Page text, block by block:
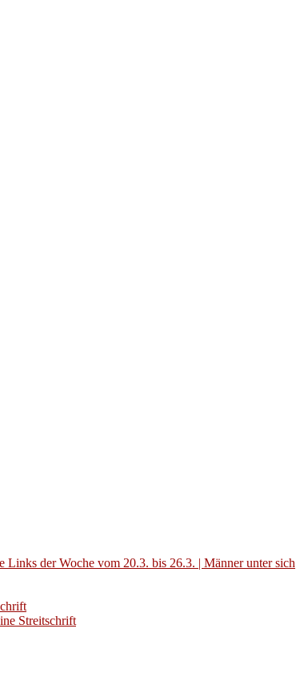
der Woche vom 20.3. bis 26.3. | Männer unter sich
Streitschrift